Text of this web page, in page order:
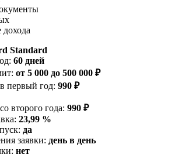
Standard
60 дней
от 5 000 до 500 000 ₽
первый год: 990 ₽
второго года: 990 ₽
23,99 %
да
заявки: день в день
нет